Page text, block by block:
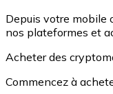
Depuis votre mobile
nos plateformes et
Acheter des
Commencez à